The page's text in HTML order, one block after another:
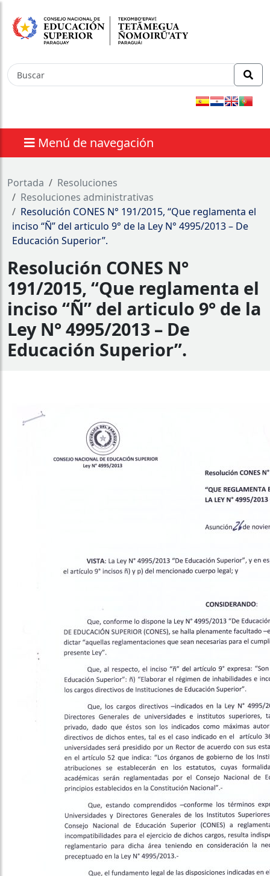
Menú de navegación
Portada
Resoluciones
⁠Resoluciones administrativas
Resolución CONES N° 191/2015, “Que reglamenta el
inciso “Ñ” del articulo 9° de la Ley N° 4995/2013 – De
Educación Superior”.
Resolución CONES N°
191/2015, “Que reglamenta el
inciso “Ñ” del articulo 9° de la
Ley N° 4995/2013 – De
Educación Superior”.